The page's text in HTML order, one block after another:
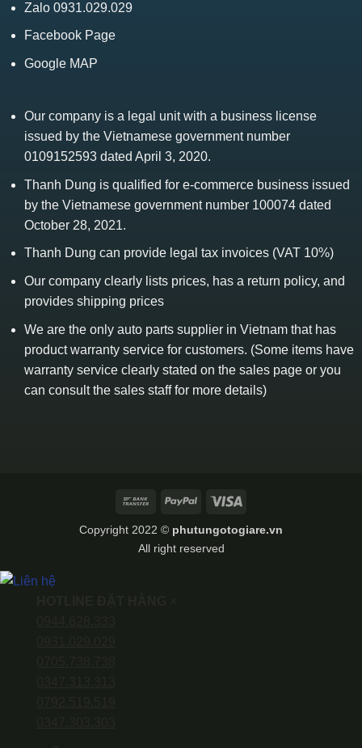
Zalo 0931.029.029
Facebook Page
Google MAP
Our company is a legal unit with a business license
issued by the Vietnamese government number
0109152593 dated April 3, 2020.
Thanh Dung is qualified for e-commerce business issued
by the Vietnamese government number 100074 dated
October 28, 2021.
Thanh Dung can provide legal tax invoices (VAT 10%)
Our company clearly lists prices, has a return policy, and
provides shipping prices
We are the only auto parts supplier in Vietnam that has
product warranty service for customers. (Some items have
warranty service clearly stated on the sales page or you
can consult the sales staff for more details)
Bank
PayPal
Copyright 2022 © phutungotogiare.vn
All right reserved